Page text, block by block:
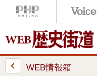
WEB情報箱